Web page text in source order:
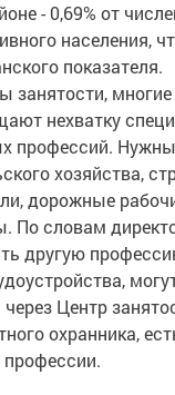
- 0,69% от
населения,
показателя.
многие
нехватку
профессий.
хозяйства,
дорожные
По словам
другую
через Центр
охранника,
профессии.